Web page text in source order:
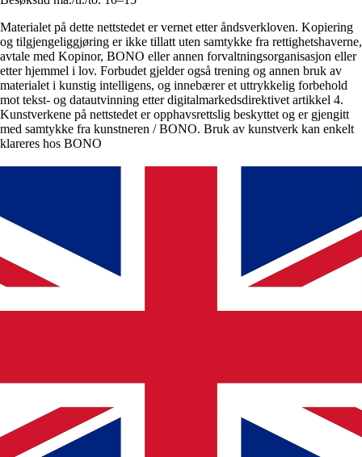
Materialet på dette nettstedet er vernet etter åndsverkloven. Kopiering
og tilgjengeliggjøring er ikke tillatt uten samtykke fra rettighetshaverne,
avtale med Kopinor, BONO eller annen forvaltningsorganisasjon eller
etter hjemmel i lov. Forbudet gjelder også trening og annen bruk av
materialet i kunstig intelligens, og innebærer et uttrykkelig forbehold
mot tekst- og datautvinning etter digitalmarkedsdirektivet artikkel 4.
Kunstverkene på nettstedet er opphavsrettslig beskyttet og er gjengitt
med samtykke fra kunstneren / BONO. Bruk av kunstverk kan enkelt
klareres hos BONO